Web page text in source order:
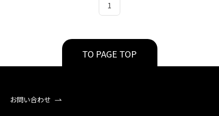
1
TO PAGE TOP
お問い合わせ